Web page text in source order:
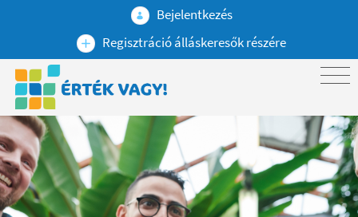
Bejelentkezés
Regisztráció álláskeresők részére